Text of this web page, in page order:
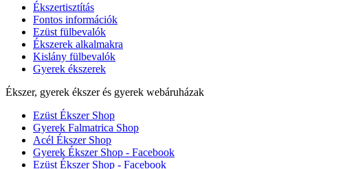
Ékszertisztítás
Fontos információk
Ezüst fülbevalók
Ékszerek alkalmakra
Kislány fülbevalók
Gyerek ékszerek
Ékszer, gyerek ékszer és gyerek webáruházak
Ezüst Ékszer Shop
Gyerek Falmatrica Shop
Acél Ékszer Shop
Gyerek Ékszer Shop - Facebook
Ezüst Ékszer Shop - Facebook